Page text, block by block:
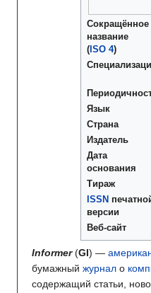
Сокращённое
название
( ISO 4)
Язык
Страна
Издатель
Дата
основания
Тираж
ISSN
версии
Веб-сайт
Informer(GI) —
бумажный журнал о
содержащий статьи,